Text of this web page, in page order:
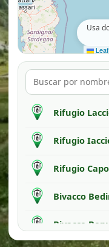
Usa
Rifugio
Rifugio
Rifugio
Bivacco
Bivacco